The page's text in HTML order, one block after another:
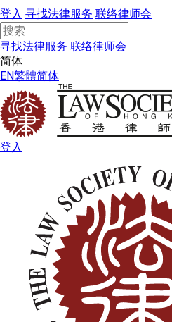
登入 寻找法律服务 联络律师会
寻找法律服务 联络律师会
简体
EN繁體简体
登入